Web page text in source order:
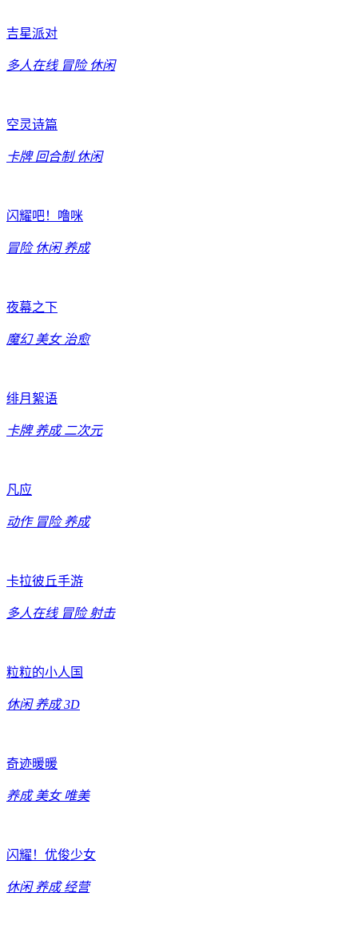
吉星派对
多人在线 冒险 休闲
空灵诗篇
卡牌 回合制 休闲
闪耀吧！噜咪
冒险 休闲 养成
夜幕之下
魔幻 美女 治愈
绯月絮语
卡牌 养成 二次元
凡应
动作 冒险 养成
卡拉彼丘手游
多人在线 冒险 射击
粒粒的小人国
休闲 养成 3D
奇迹暖暖
养成 美女 唯美
闪耀！优俊少女
休闲 养成 经营